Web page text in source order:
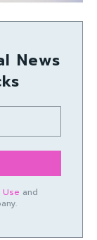
News
Use and